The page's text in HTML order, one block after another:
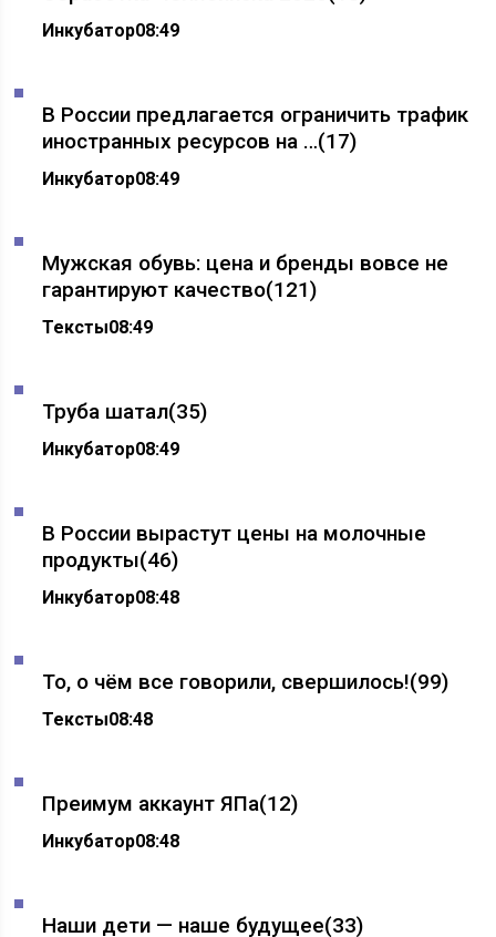
Инкубатор08:49
В России предлагается ограничить трафик
иностранных ресурсов на …(17)
Инкубатор08:49
Мужская обувь: цена и бренды вовсе не
гарантируют качество(121)
Тексты08:49
Труба шатал(35)
Инкубатор08:49
В России вырастут цены на молочные
продукты(46)
Инкубатор08:48
То, о чём все говорили, свершилось!(99)
Тексты08:48
Преимум аккаунт ЯПа(12)
Инкубатор08:48
Наши дети — наше будущее(33)